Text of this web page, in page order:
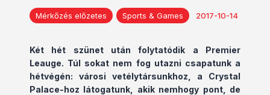
Mérkőzés előzetes Sports & Games 2017-10-14
Két hét szünet után folytatódik a Premier
Leauge. Túl sokat nem fog utazni csapatunk a
hétvégén: városi vetélytársunkhoz, a Crystal
Palace-hoz látogatunk, akik nemhogy pont, de